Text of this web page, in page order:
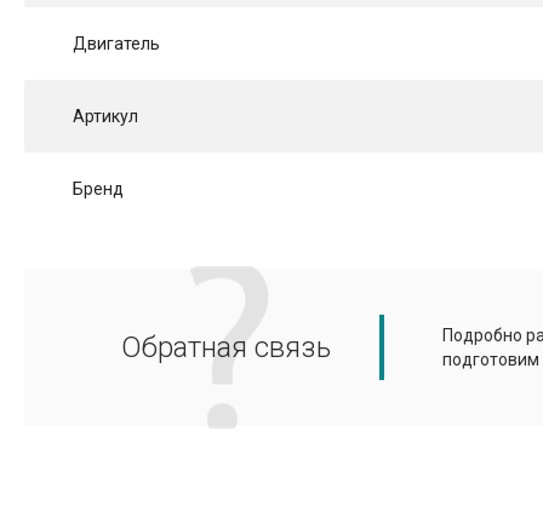
Двигатель
Артикул
Бренд
Обратная связь
Подробно